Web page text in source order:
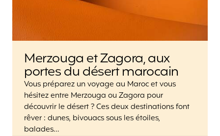
Merzouga et Zagora, aux
portes du désert marocain
Vous préparez un voyage au Maroc et vous
hésitez entre Merzouga ou Zagora pour
découvrir le désert ? Ces deux destinations font
rêver : dunes, bivouacs sous les étoiles,
balades…